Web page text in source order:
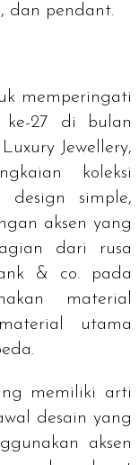
dan pendant.
memperingati
27 di bulan
uxury Jewellery,
koleksi
design simple,
aksen yang
dari rusa
& co. pada
material
utama
memiliki arti
desain yang
aksen